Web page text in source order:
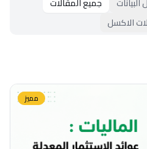
الاكسل
مميز